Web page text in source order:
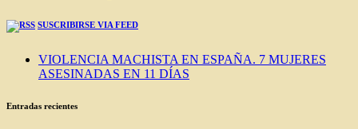
SUSCRIBIRSE VIA FEED
VIOLENCIA MACHISTA EN ESPAÑA. 7 MUJERES
ASESINADAS EN 11 DÍAS
Entradas recientes